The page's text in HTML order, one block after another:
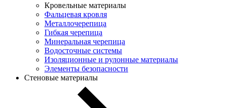
Кровельные материалы
Фальцевая кровля
Металлочерепица
Гибкая черепица
Минеральная черепица
Водосточные системы
Изоляционные и рулонные материалы
Элементы безопасности
Стеновые материалы